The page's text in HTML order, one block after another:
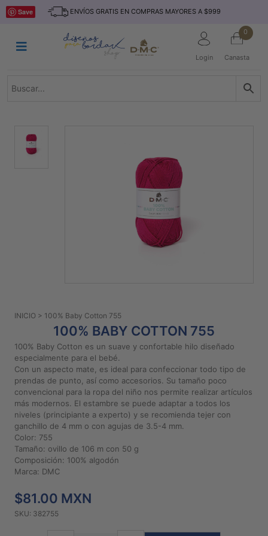
Saltar
ENVÍOS GRATIS EN COMPRAS MAYORES A $999
Login
0
Canasta
INICIO
TEJIDO
TELAS
Preguntas
Aviso De
Privacidad
Políticas
Compra
2026
Para
Bordar
Save
INICIO > 100% Baby Cotton 755
100% BABY COTTON 755
100% Baby Cotton es un suave y confortable hilo diseñado
especialmente para el bebé.
Con un aspecto mate, es ideal para confeccionar todo tipo de
prendas de punto, así como accesorios. Su tamaño poco
convencional para la ropa del niño nos permite realizar artículos
más modernos. El estambre se puede adaptar a todos los
niveles (principiante a experto) y se recomienda tejer con
ganchillo de 4 mm o con agujas de 3.5-4 mm.
Color: 755
Tamaño: ovillo de 106 m con 50 g
Composición: 100% algodón
Marca: DMC
$81.00 MXN
SKU: 382755